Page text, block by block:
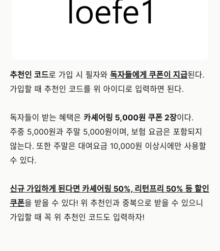
추천인 코드로 가입 시 필자와 독자들에게 쿠폰이 지급된다.
가입할 때 추천인 코드를 위 아이디로 입력하면 된다.
독자들이 받는 혜택은 카셰어링 5,000원 쿠폰 2장이다.
주중 5,000원과 주말 5,000원이며, 보험 요금은 포함되지
않는다. 또한 주말은 대여요금 10,000원 이상시에만 사용할
수 있다.
신규 가입하게 된다면 카셰어링 50%, 리턴프리 50% 등 할인
쿠폰을 받을 수 있다! 위 추천인과 중복으로 받을 수 있으니
가입할 때 꼭 위 추천인 코드도 입력하자!